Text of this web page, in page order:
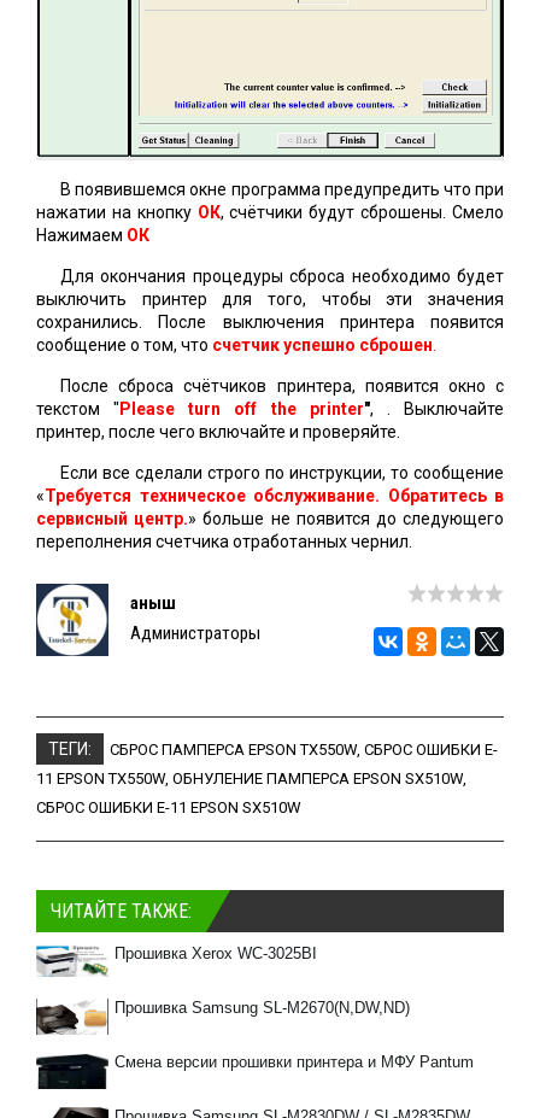
В появившемся окне программа предупредить что при
нажатии на кнопку ОК, счётчики будут сброшены. Смело
Нажимаем ОК
Для окончания процедуры сброса необходимо будет
выключить принтер для того, чтобы эти значения
сохранились. После выключения принтера появится
сообщение о том, что счетчик успешно сброшен
После сброса счётчиков принтера, появится окно с
текстом "Please turn off the printer", . Выключайте
принтер, после чего включайте и проверяйте.
Если все сделали строго по инструкции, то сообщение
«Требуется техническое обслуживание. Обратитесь в
сервисный центр.» больше не появится до следующего
переполнения счетчика отработанных чернил.
Қаныш
Администраторы
ТЕГИ: СБРОС ПАМПЕРСА EPSON TX550W, СБРОС ОШИБКИ E-
11 EPSON TX550W, ОБНУЛЕНИЕ ПАМПЕРСА EPSON SX510W,
СБРОС ОШИБКИ E-11 EPSON SX510W
ЧИТАЙТЕ ТАКЖЕ:
Прошивка Xerox WC-3025BI
Прошивка Samsung SL-M2670(N,DW,ND)
Смена версии прошивки принтера и МФУ Pantum